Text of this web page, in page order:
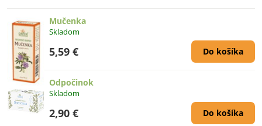
Mučenka
Skladom
5,59 € Do košíka
Odpočinok
Skladom
2,90 € Do košíka